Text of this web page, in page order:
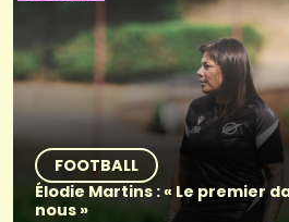
FOOTBALL
Élodie Martins : « Le premier
nous »